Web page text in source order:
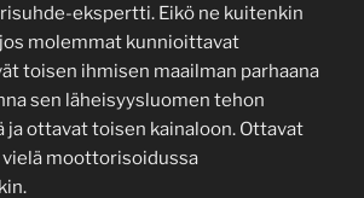
ekspertti. Eikö ne kuitenkin
molemmat kunnioittavat
toisen ihmisen maailman parhaana
sen läheisyysluomen tehon
ja ottavat toisen kainaloon. Ottavat
moottorisoidussa